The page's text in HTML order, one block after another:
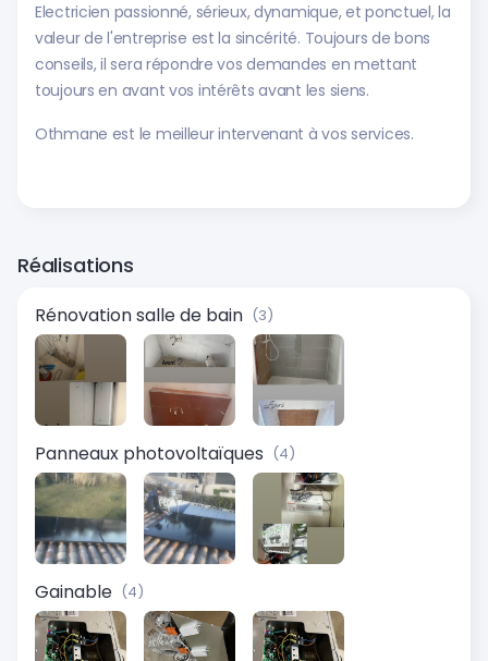
Electricien passionné, sérieux, dynamique, et ponctuel, la
valeur de l'entreprise est la sincérité. Toujours de bons
conseils, il sera répondre vos demandes en mettant
toujours en avant vos intérêts avant les siens.
Othmane est le meilleur intervenant à vos services.
Réalisations
Rénovation salle de bain (3)
Panneaux photovoltaïques (4)
Gainable (4)